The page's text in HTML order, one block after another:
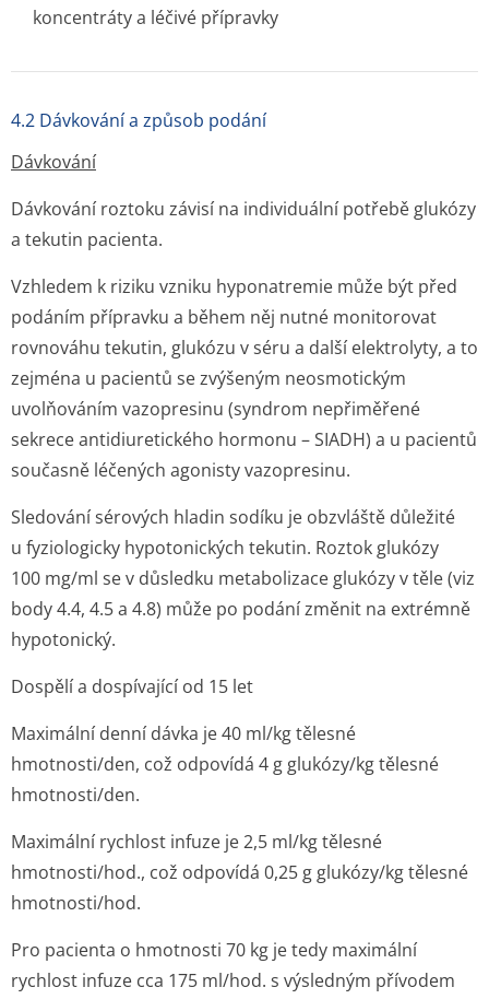
koncentráty a léčivé přípravky
4.2 Dávkování a způsob podání
Dávkování
Dávkování roztoku závisí na individuální potřebě glukózy
a tekutin pacienta.
Vzhledem k riziku vzniku hyponatremie může být před
podáním přípravku a během něj nutné monitorovat
rovnováhu tekutin, glukózu v séru a další elektrolyty, a to
zejména u pacientů se zvýšeným neosmotickým
uvolňováním vazopresinu (syndrom nepřiměřené
sekrece antidiuretického hormonu – SIADH) a u pacientů
současně léčených agonisty vazopresinu.
Sledování sérových hladin sodíku je obzvláště důležité
u fyziologicky hypotonických tekutin. Roztok glukózy
100 mg/ml se v důsledku metabolizace glukózy v těle (viz
body 4.4, 4.5 a 4.8) může po podání změnit na extrémně
hypotonický.
Dospělí a dospívající od 15 let
Maximální denní dávka je 40 ml/kg tělesné
hmotnosti/den, což odpovídá 4 g glukózy/kg tělesné
hmotnosti/den.
Maximální rychlost infuze je 2,5 ml/kg tělesné
hmotnosti/hod., což odpovídá 0,25 g glukózy/kg tělesné
hmotnosti/hod.
Pro pacienta o hmotnosti 70 kg je tedy maximální
rychlost infuze cca 175 ml/hod. s výsledným přívodem